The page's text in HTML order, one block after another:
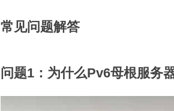
常见问题解答
问题1：为什么Pv6母根服务